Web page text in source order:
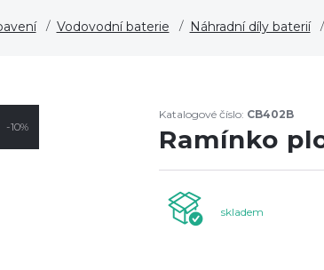
Vodovodní baterie Náhradní díly baterií
-10%
Katalogové číslo: CB402B
Ramínko
skladem